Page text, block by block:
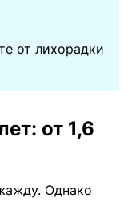
от лихорадки
от 1,6
Однако